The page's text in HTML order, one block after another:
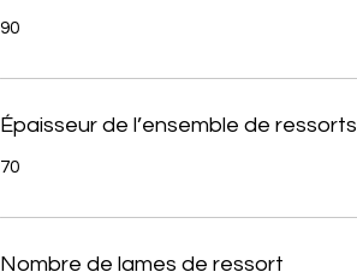
90
Épaisseur de l’ensemble de ressorts
70
Nombre de lames de ressort